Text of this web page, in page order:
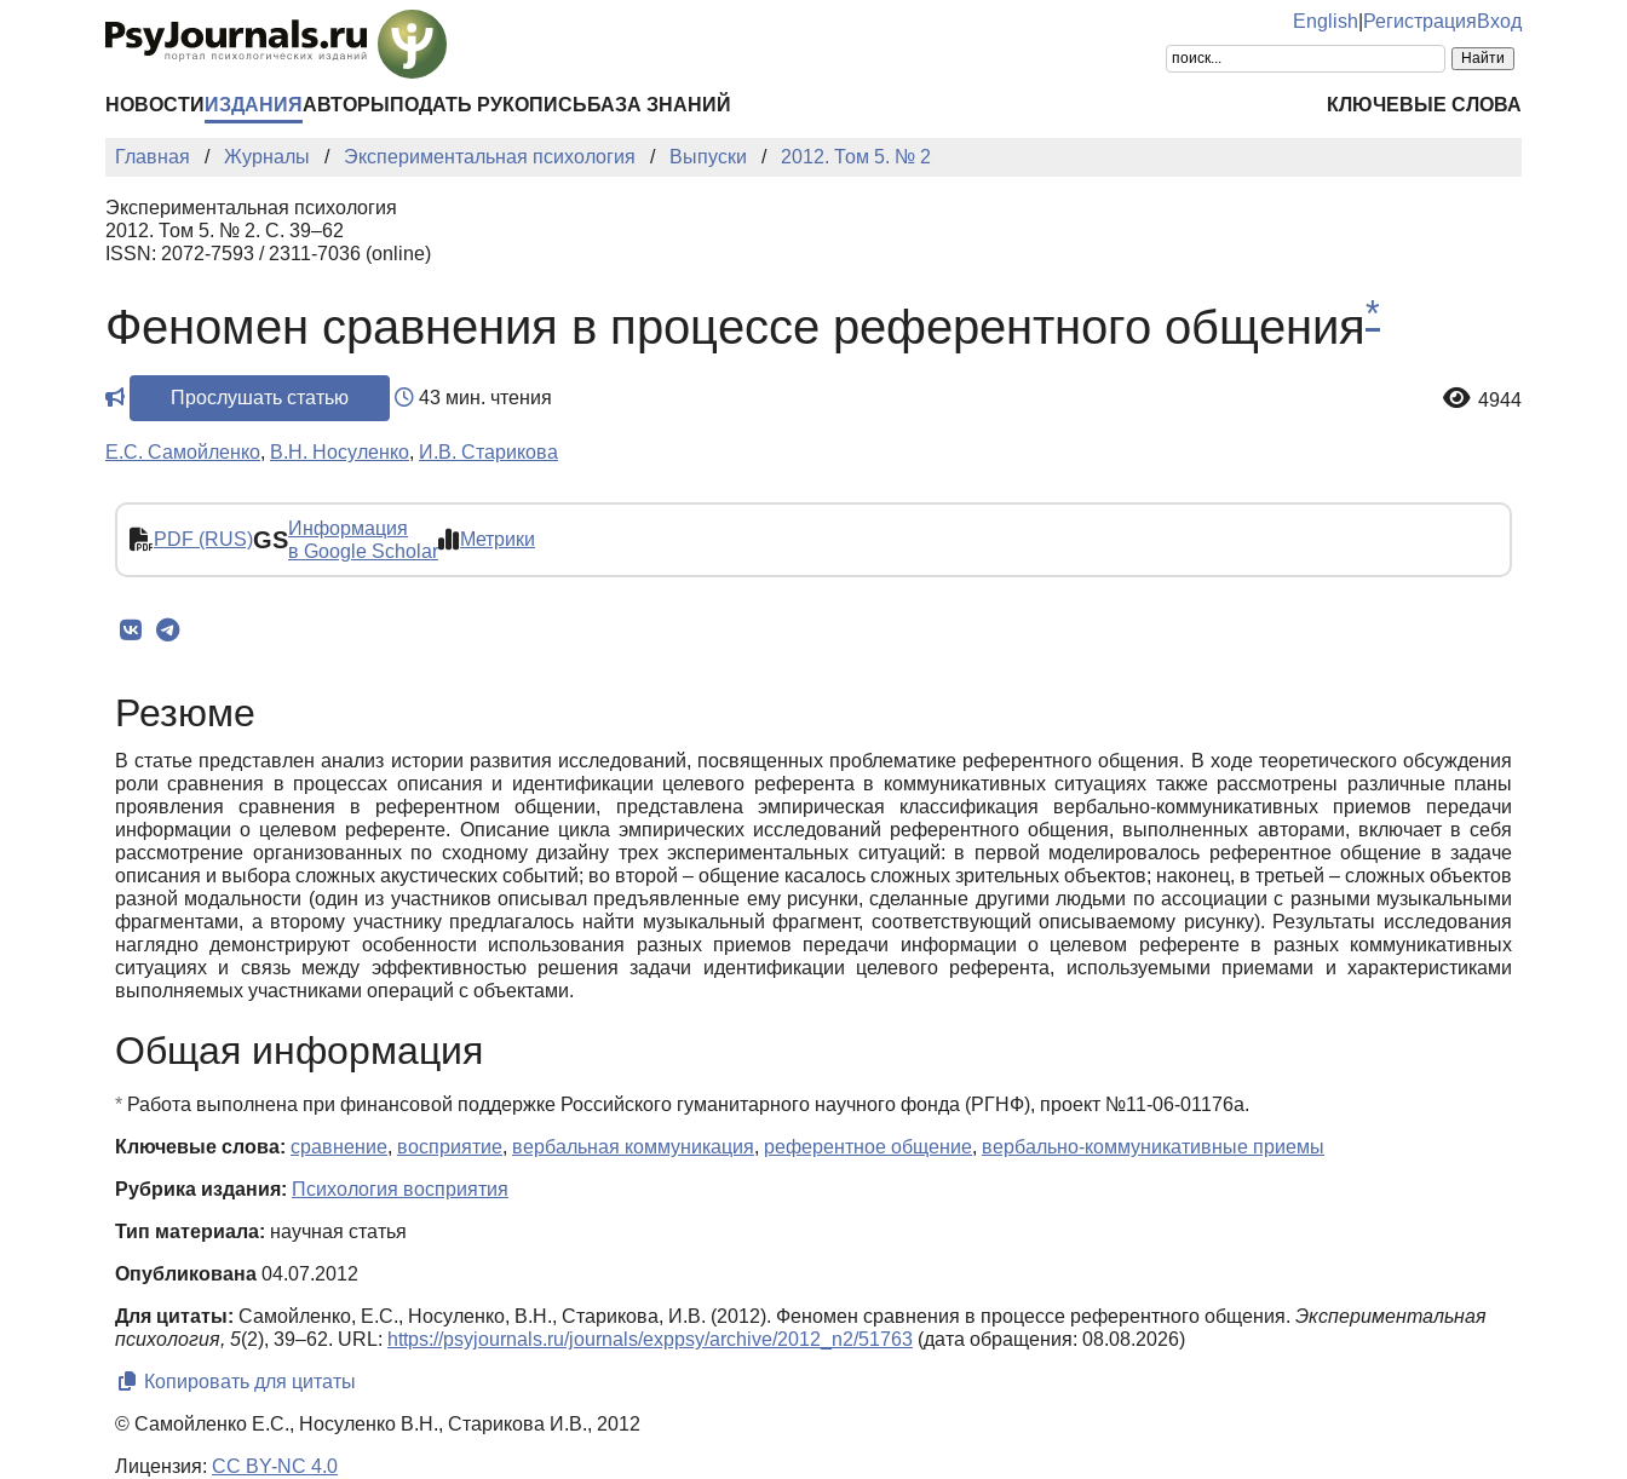
English РегистрацияВход
НОВОСТИ ИЗДАНИЯ АВТОРЫ ПОДАТЬ РУКОПИСЬ БАЗА ЗНАНИЙ КЛЮЧЕВЫЕ СЛОВА
Главная Журналы Экспериментальная психология Выпуски 2012. Том 5. № 2
Экспериментальная психология
2012. Том 5. № 2. С. 39–62
ISSN: 2072-7593 / 2311-7036 (online)
Феномен сравнения в процессе референтного общения*
Прослушать статью 43 мин. чтения 4944
Е.С. Самойленко, В.Н. Носуленко, И.В. Старикова
PDF (RUS)GSИнформация
в Google Scholar
Метрики
Резюме
В статье представлен анализ истории развития исследований, посвященных проблематике референтного общения. В ходе теоретического обсуждения
роли сравнения в процессах описания и идентификации целевого референта в коммуникативных ситуациях также рассмотрены различные планы
проявления сравнения в референтном общении, представлена эмпирическая классификация вербально-коммуникативных приемов передачи
информации о целевом референте. Описание цикла эмпирических исследований референтного общения, выполненных авторами, включает в себя
рассмотрение организованных по сходному дизайну трех экспериментальных ситуаций: в первой моделировалось референтное общение в задаче
описания и выбора сложных акустических событий; во второй – общение касалось сложных зрительных объектов; наконец, в третьей – сложных объектов
разной модальности (один из участников описывал предъявленные ему рисунки, сделанные другими людьми по ассоциации с разными музыкальными
фрагментами, а второму участнику предлагалось найти музыкальный фрагмент, соответствующий описываемому рисунку). Результаты исследования
наглядно демонстрируют особенности использования разных приемов передачи информации о целевом референте в разных коммуникативных
ситуациях и связь между эффективностью решения задачи идентификации целевого референта, используемыми приемами и характеристиками
выполняемых участниками операций с объектами.
Общая информация
* Работа выполнена при финансовой поддержке Российского гуманитарного научного фонда (РГНФ), проект №11-06-01176а.
Ключевые слова: сравнение, восприятие, вербальная коммуникация, референтное общение, вербально-коммуникативные приемы
Рубрика издания: Психология восприятия
Тип материала: научная статья
Опубликована 04.07.2012
Для цитаты: Самойленко, Е.С., Носуленко, В.Н., Старикова, И.В. (2012). Феномен сравнения в процессе референтного общения. Экспериментальная
психология, 5(2), 39–62. URL: https://psyjournals.ru/journals/exppsy/archive/2012_n2/51763 (дата обращения: 08.08.2026)
Копировать для цитаты
© Самойленко Е.С., Носуленко В.Н., Старикова И.В., 2012
Лицензия: CC BY-NC 4.0